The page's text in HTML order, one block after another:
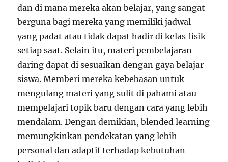
dan di mana mereka akan belajar, yang sangat
berguna bagi mereka yang memiliki jadwal
yang padat atau tidak dapat hadir di kelas fisik
setiap saat. Selain itu, materi pembelajaran
daring dapat di sesuaikan dengan gaya belajar
siswa. Memberi mereka kebebasan untuk
mengulang materi yang sulit di pahami atau
mempelajari topik baru dengan cara yang lebih
mendalam. Dengan demikian, blended learning
memungkinkan pendekatan yang lebih
personal dan adaptif terhadap kebutuhan